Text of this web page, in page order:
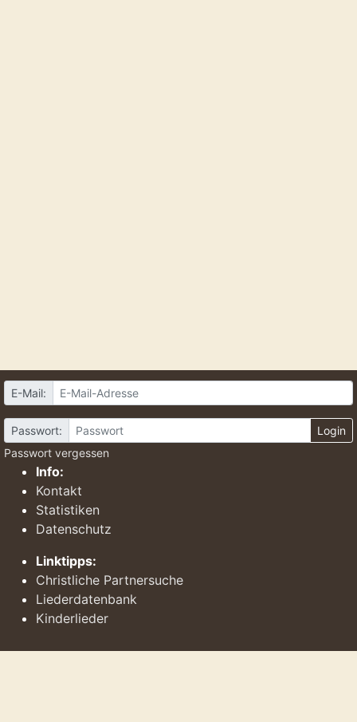
E-Mail:
Passwort:
Login
Passwort vergessen
Info:
Kontakt
Statistiken
Datenschutz
Linktipps:
Christliche Partnersuche
Liederdatenbank
Kinderlieder